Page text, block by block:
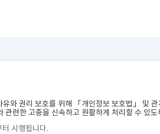
와 권리 보호를 위해 「개인정보 보호법」 및
관련한 고충을 신속하고 원활하게 처리할 수 있
시행됩니다.